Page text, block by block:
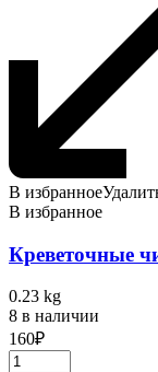
В избранное
В избранное
Креветочные
0.23 kg
8 в наличии
160₽